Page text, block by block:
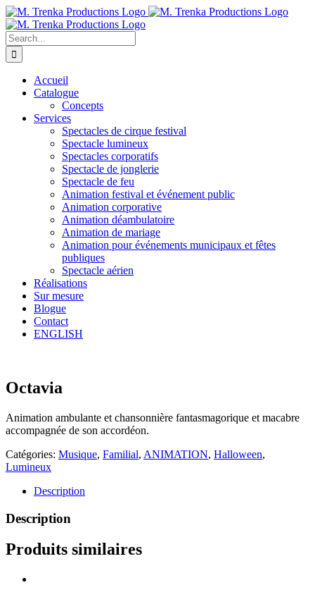
Skip
to
content
Search
for:
Accueil
Catalogue
Concepts
Services
Spectacles de cirque festival
Spectacle lumineux
Spectacles corporatifs
Spectacle de jonglerie
Spectacle de feu
Animation festival et événement public
Animation corporative
Animation déambulatoire
Animation de mariage
Animation pour événements municipaux et fêtes
publiques
Spectacle aérien
Réalisations
Sur mesure
Blogue
Contact
ENGLISH
Octavia
Animation ambulante et chansonnière fantasmagorique et macabre
accompagnée de son accordéon.
Catégories: Musique, Familial, ANIMATION, Halloween,
Lumineux
Description
Description
Produits similaires